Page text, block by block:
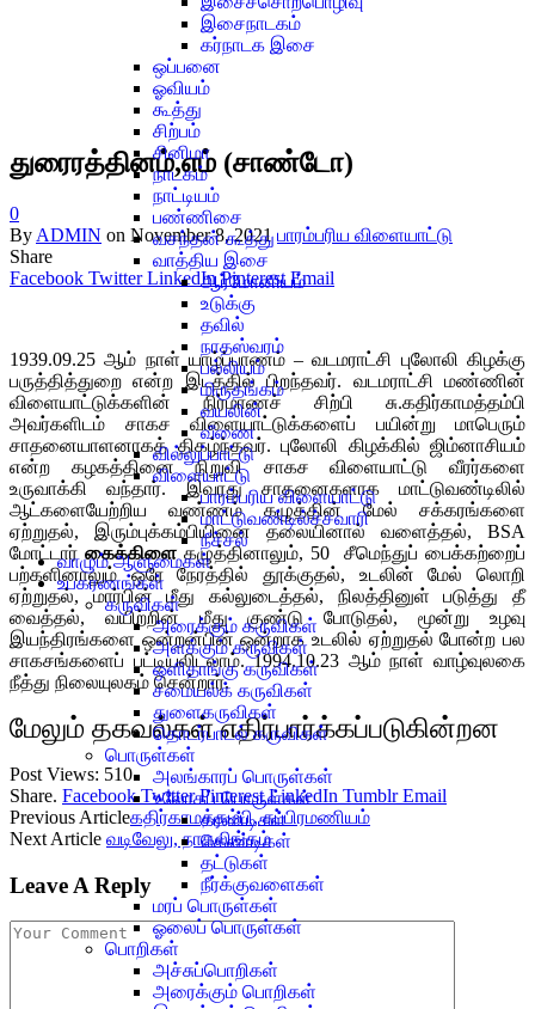
துரைரத்தினம்,எம் (சாண்டோ)
0
By ADMIN on November 8, 2021 பாரம்பரிய விளையாட்டு
Share
Facebook Twitter LinkedIn Pinterest Email
1939.09.25 ஆம் நாள் யாழ்ப்பாணம் – வடமராட்சி புலோலி கிழக்கு
பருத்தித்துறை என்ற இடத்தில் பிறந்தவர். வடமராட்சி மண்ணின்
விளையாட்டுக்களின் நிர்மாணச் சிற்பி சு.கதிர்காமத்தம்பி
அவர்களிடம் சாகச விளையாட்டுக்களைப் பயின்று மாபெரும்
சாதனையாளனாகத் திகழ்ந்தவர். புலோலி கிழக்கில் ஜிம்னாசியம்
என்ற கழகத்தினை நிறுவி சாகச விளையாட்டு வீரர்களை
உருவாக்கி வந்தார். இவரது சாதனைகளாக மாட்டுவண்டிலில்
ஆட்களையேற்றிய வண்ணம் கழுத்தின் மேல் சக்கரங்களை
ஏற்றுதல், இரும்புக்கம்பியினை தலையினால் வளைத்தல், BSA
மோட்டார் கைக்கிளை கழுத்தினாலும், 50 சீமெந்துப் பைக்கற்றைப்
பற்களினாலும் ஒரே நேரத்தில் தூக்குதல், உடலின் மேல் லொறி
ஏற்றுதல், மார்பின் மீது கல்லுடைத்தல், நிலத்தினுள் படுத்து தீ
வைத்தல், வயிற்றின் மீது குண்டு போடுதல், மூன்று உழவு
இயந்திரங்களை ஒன்றன்பின் ஒன்றாக உடலில் ஏற்றுதல் போன்ற பல
சாகசங்களைப் பட்டியலிடலாம். 1994.10.23 ஆம் நாள் வாழ்வுலகை
நீத்து நிலையுலகம் சென்றார்.
மேலும் தகவல்கள் எதிர்பார்க்கப்படுகின்றன
Post Views: 510
Share. Facebook Twitter Pinterest LinkedIn Tumblr Email
Previous Articleகதிர்காமத்தம்பி, சுப்பிரமணியம்
Next Article வடிவேலு, நாகலிங்கம்
Leave A Reply
இசைநாடகம்
கர்நாடக இசை
ஒப்பனை
ஓவியம்
கூத்து
சிற்பம்
சினிமா
நாடகம்
நாட்டியம்
பண்ணிசை
வசந்தன் கூத்து
வாத்திய இசை
ஆர்மோனியம்
உடுக்கு
தவில்
நாதஸ்வரம்
பல்லியம்
மிருதங்கம்
வயலின்
வீணை
வில்லுப்பாட்டு
விளையாட்டு
பாரம்பரிய விளையாட்டு
மாட்டுவண்டில்ச்சவாரி
நீச்சல்
வாழும் ஆளுமைகள்
உபகரணங்கள்
கருவிகள்
அரைக்கும் கருவிகள்
அளக்கும் கருவிகள்
ஒளிதாங்கு கருவிகள்
சமையல்க் கருவிகள்
துளைகருவிகள்
தொடர்பாடல் கருவிகள்
பொருள்கள்
அலங்காரப் பொருள்கள்
உலோகப் பொருள்கள்
கரண்டிகள்
கெண்டிகள்
தட்டுகள்
நீர்க்குவளைகள்
மரப் பொருள்கள்
ஓலைப் பொருள்கள்
பொறிகள்
அச்சுப்பொறிகள்
அரைக்கும் பொறிகள்